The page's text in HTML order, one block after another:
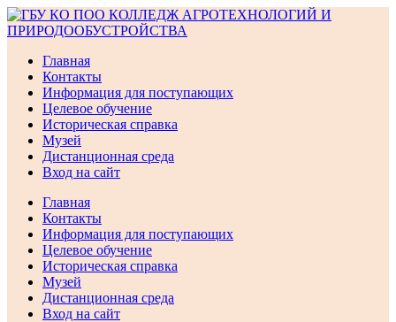
Перейти
к
Главная
Контакты
Информация для поступающих
Целевое обучение
Историческая справка
Музей
Дистанционная среда
Вход на сайт
Главная
Контакты
Информация для поступающих
Целевое обучение
Историческая справка
Музей
Дистанционная среда
Вход на сайт